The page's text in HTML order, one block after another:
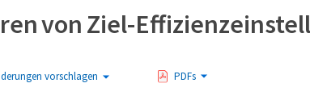
von Ziel-
vorschlagen PDFs